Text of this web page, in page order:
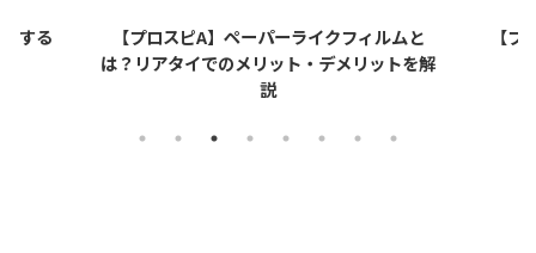
する
【プロスピA】ペーパーライクフィルムと
は？リアタイでのメリット・デメリットを解
説
【